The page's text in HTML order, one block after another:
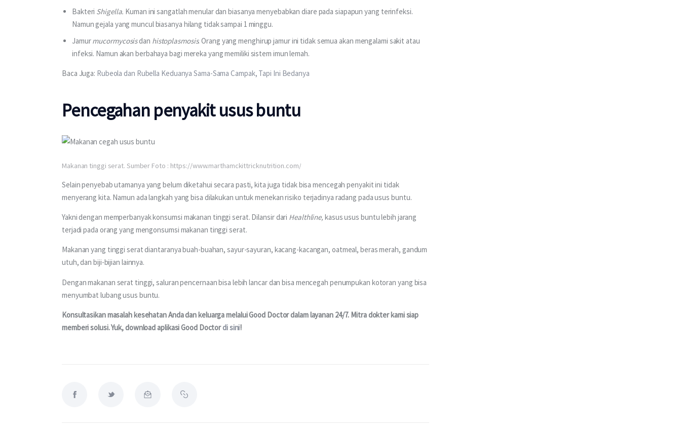
Bakteri Shigella. Kuman ini sangatlah menular dan biasanya menyebabkan diare pada siapapun yang terinfeksi.
Namun gejala yang muncul biasanya hilang tidak sampai 1 minggu.
Jamurmucormycosisdan histoplasmosis. Orang yang menghirup jamur ini tidak semua akan mengalami sakit atau
infeksi. Namun akan berbahaya bagi mereka yang memiliki sistem imun lemah.
Baca Juga: Rubeola dan Rubella Keduanya Sama-Sama Campak, Tapi Ini Bedanya
Pencegahan penyakit usus buntu
Makanan tinggi serat. Sumber Foto : https://www.marthamckittricknutrition.com/
Selain penyebab utamanya yang belum diketahui secara pasti, kita juga tidak bisa mencegah penyakit ini tidak
menyerang kita. Namun ada langkah yang bisa dilakukan untuk menekan risiko terjadinya radang pada usus buntu.
Yakni dengan memperbanyak konsumsi makanan tinggi serat. Dilansir dari Healthline, kasus usus buntu lebih jarang
terjadi pada orang yang mengonsumsi makanan tinggi serat.
Makanan yang tinggi serat diantaranya buah-buahan, sayur-sayuran, kacang-kacangan, oatmeal, beras merah, gandum
utuh, dan biji-bijian lainnya.
Dengan makanan serat tinggi, saluran pencernaan bisa lebih lancar dan bisa mencegah penumpukan kotoran yang bisa
menyumbat lubang usus buntu.
Konsultasikan masalah kesehatan Anda dan keluarga melalui Good Doctor dalam layanan 24/7. Mitra dokter kami siap
memberi solusi. Yuk, download aplikasi Good Doctor di sini!